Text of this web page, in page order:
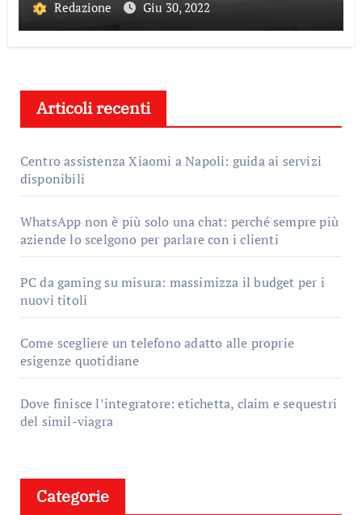
Redazione Giu 30, 2022
Articoli recenti
Centro assistenza Xiaomi a Napoli: guida ai servizi
disponibili
WhatsApp non è più solo una chat: perché sempre più
aziende lo scelgono per parlare con i clienti
PC da gaming su misura: massimizza il budget per i
nuovi titoli
Come scegliere un telefono adatto alle proprie
esigenze quotidiane
Dove finisce l’integratore: etichetta, claim e sequestri
del simil-viagra
Categorie